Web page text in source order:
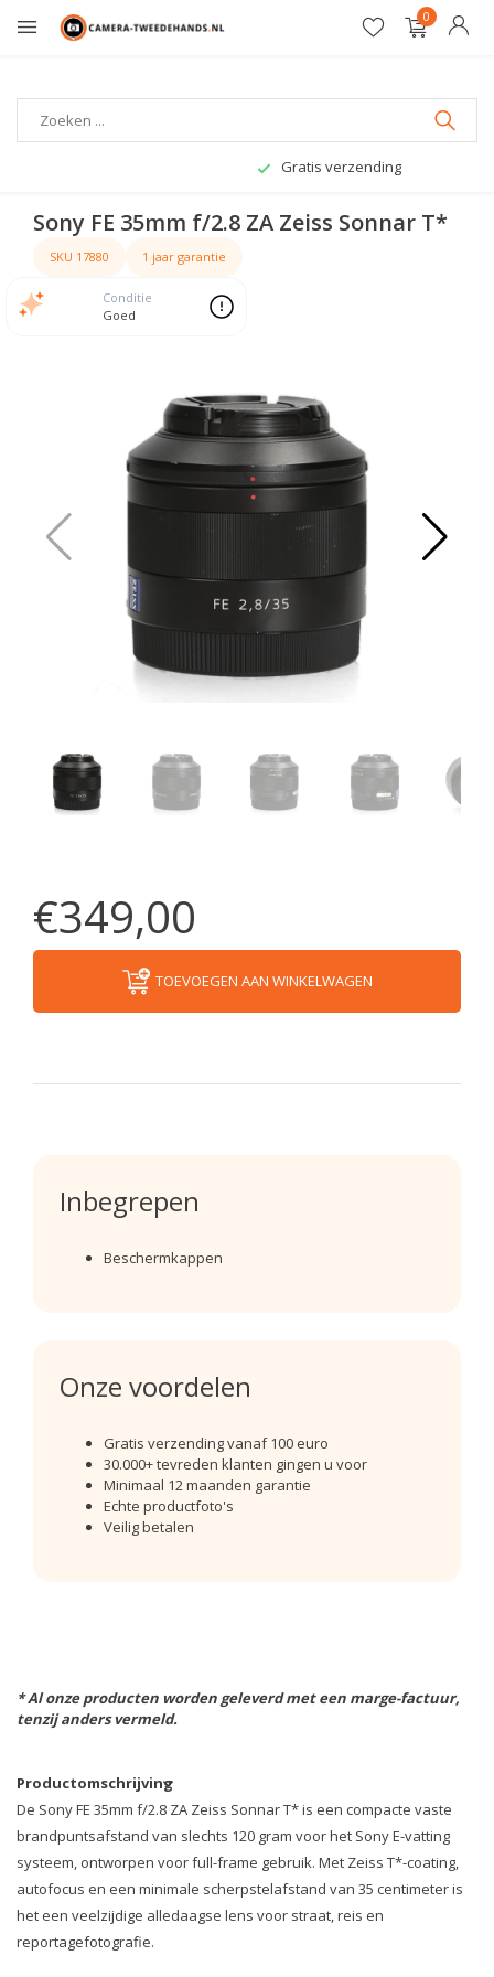
0
Gratis verzending
Sony FE 35mm f/2.8 ZA Zeiss Sonnar T*
SKU 17880 1 jaar garantie
Conditie
Goed
€349,00
TOEVOEGEN AAN WINKELWAGEN
Inbegrepen
Beschermkappen
Onze voordelen
Gratis verzending vanaf 100 euro
30.000+ tevreden klanten gingen u voor
Minimaal 12 maanden garantie
Echte productfoto's
Veilig betalen
* Al onze producten worden geleverd met een marge-factuur,
tenzij anders vermeld.
Productomschrijving
De Sony FE 35mm f/2.8 ZA Zeiss Sonnar T* is een compacte vaste
brandpuntsafstand van slechts 120 gram voor het Sony E-vatting
systeem, ontworpen voor full-frame gebruik. Met Zeiss T*-coating,
autofocus en een minimale scherpstelafstand van 35 centimeter is
het een veelzijdige alledaagse lens voor straat, reis en
reportagefotografie.